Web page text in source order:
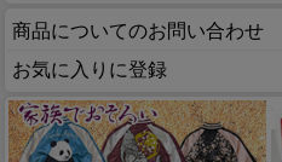
商品についてのお問い合わせ
お気に入りに登録